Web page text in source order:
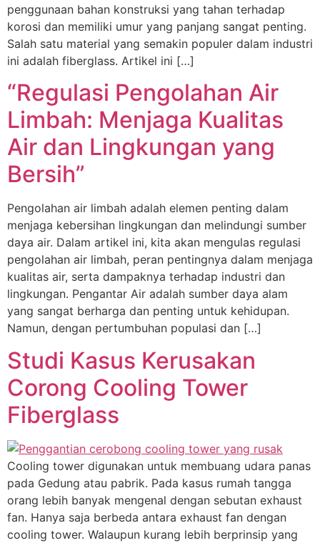
penggunaan bahan konstruksi yang tahan terhadap
korosi dan memiliki umur yang panjang sangat penting.
Salah satu material yang semakin populer dalam industri
ini adalah fiberglass. Artikel ini […]
“Regulasi Pengolahan Air
Limbah: Menjaga Kualitas
Air dan Lingkungan yang
Bersih”
Pengolahan air limbah adalah elemen penting dalam
menjaga kebersihan lingkungan dan melindungi sumber
daya air. Dalam artikel ini, kita akan mengulas regulasi
pengolahan air limbah, peran pentingnya dalam menjaga
kualitas air, serta dampaknya terhadap industri dan
lingkungan. Pengantar Air adalah sumber daya alam
yang sangat berharga dan penting untuk kehidupan.
Namun, dengan pertumbuhan populasi dan […]
Studi Kasus Kerusakan
Corong Cooling Tower
Fiberglass
Cooling tower digunakan untuk membuang udara panas
pada Gedung atau pabrik. Pada kasus rumah tangga
orang lebih banyak mengenal dengan sebutan exhaust
fan. Hanya saja berbeda antara exhaust fan dengan
cooling tower. Walaupun kurang lebih berprinsip yang